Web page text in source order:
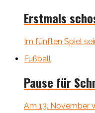
Erstmals
Im fünften Spiel
Fußball
Pause für
Am 13. November